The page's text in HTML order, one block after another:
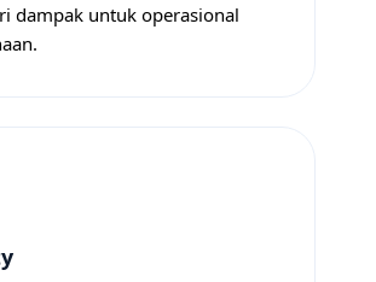
dampak untuk operasional